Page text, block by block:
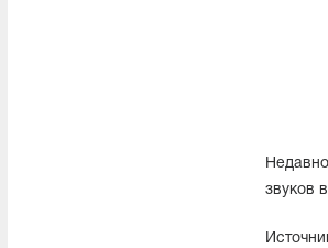
звуков